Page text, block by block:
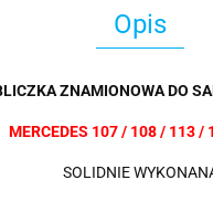
Opis
ZNAMIONOWA DO
MERCEDES 107 / 108 / 113 /
SOLIDNIE